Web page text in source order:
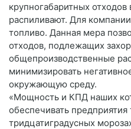
крупногабаритных
распиливают. Для
топливо. Данная мера
отходов, подлежащих
общепроизводственные
минимизировать
окружающую среду.
«Мощность и КПД наших
обеспечивать
тридцатиградусных